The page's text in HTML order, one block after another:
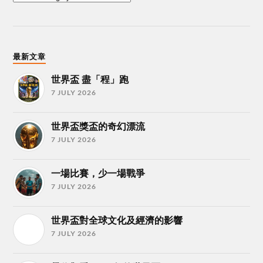
最新文章
世界盃 盡「程」跑
7 JULY 2026
世界盃獎盃的奇幻漂流
7 JULY 2026
一場比賽，少一場戰爭
7 JULY 2026
世界盃對全球文化及經濟的影響
7 JULY 2026